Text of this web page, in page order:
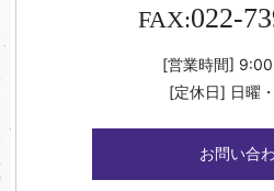
FAX:022-
[営業時間]
[定休日] 日曜
お問い合